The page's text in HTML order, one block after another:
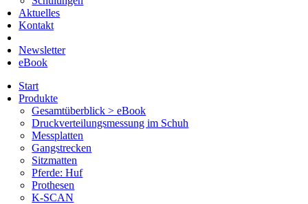
Aktuelles
Kontakt
Newsletter
eBook
Start
Produkte
Gesamtüberblick > eBook
Druckverteilungsmessung im Schuh
Messplatten
Gangstrecken
Sitzmatten
Pferde: Huf
Prothesen
K-SCAN